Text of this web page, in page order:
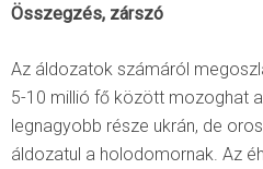
Összegzés, zárszó
Az áldozatok számáról
5-10 millió fő között mozoghat
legnagyobb része ukrán, de
áldozatul a holodomornak. Az